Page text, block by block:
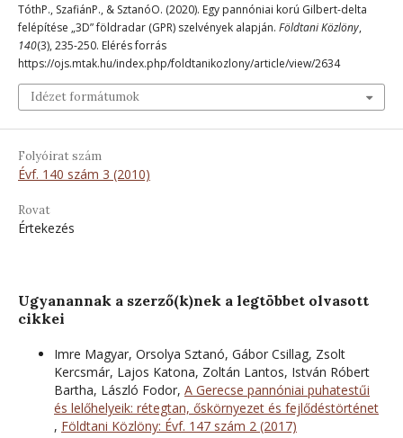
TóthP., SzafiánP., & SztanóO. (2020). Egy pannóniai korú Gilbert-delta
felépítése „3D” földradar (GPR) szelvények alapján. Földtani Közlöny,
140(3), 235-250. Elérés forrás
https://ojs.mtak.hu/index.php/foldtanikozlony/article/view/2634
Idézet formátumok
Folyóirat szám
Évf. 140 szám 3 (2010)
Rovat
Értekezés
Ugyanannak a szerző(k)nek a legtöbbet olvasott
cikkei
Imre Magyar, Orsolya Sztanó, Gábor Csillag, Zsolt
Kercsmár, Lajos Katona, Zoltán Lantos, István Róbert
Bartha, László Fodor, A Gerecse pannóniai puhatestűi
és lelőhelyeik: rétegtan, őskörnyezet és fejlődéstörténet
, Földtani Közlöny: Évf. 147 szám 2 (2017)